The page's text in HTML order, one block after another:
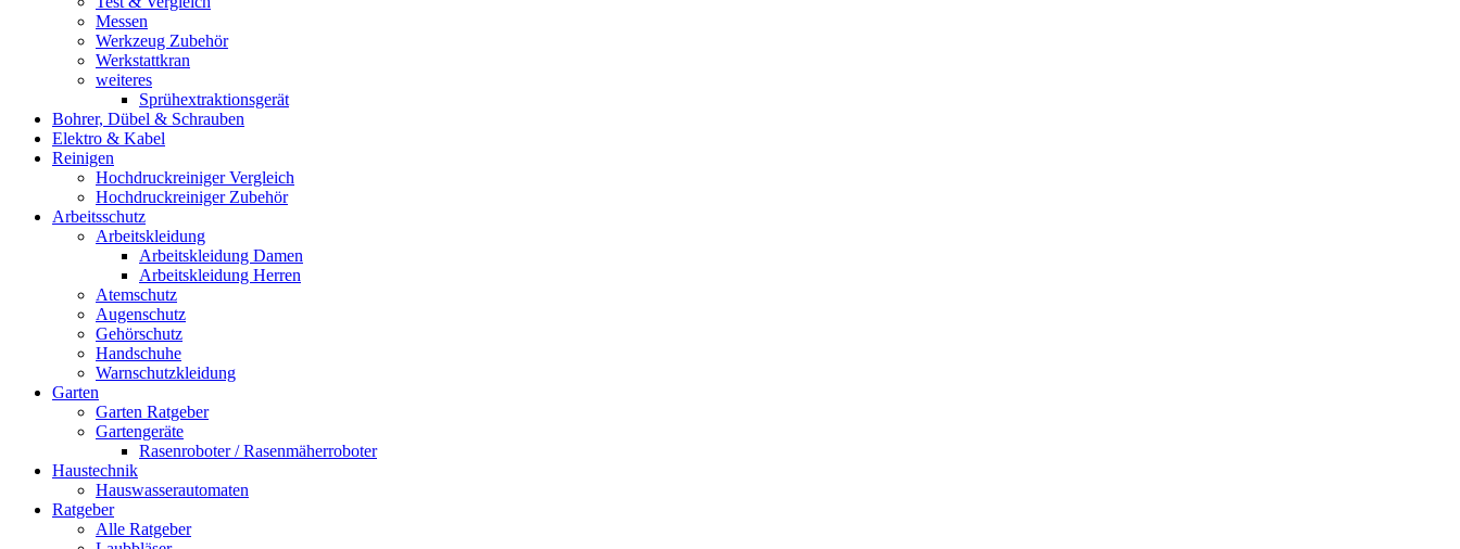
Messen
Werkzeug Zubehör
Werkstattkran
weiteres
Sprühextraktionsgerät
Bohrer, Dübel & Schrauben
Elektro & Kabel
Reinigen
Hochdruckreiniger Vergleich
Hochdruckreiniger Zubehör
Arbeitsschutz
Arbeitskleidung
Arbeitskleidung Damen
Arbeitskleidung Herren
Atemschutz
Augenschutz
Gehörschutz
Handschuhe
Warnschutzkleidung
Garten
Garten Ratgeber
Gartengeräte
Rasenroboter / Rasenmäherroboter
Haustechnik
Hauswasserautomaten
Ratgeber
Alle Ratgeber